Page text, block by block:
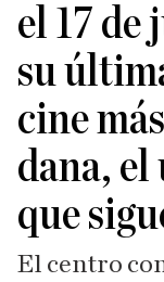
el 17 de
su
cine
dana, el
que
El centro